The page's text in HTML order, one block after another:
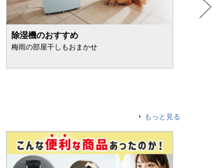
除湿機のおすすめ
梅雨の部屋干しもおまかせ
もっと見る